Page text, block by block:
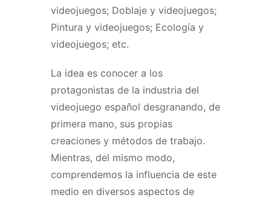
videojuegos; Doblaje y videojuegos;
Pintura y videojuegos; Ecología y
videojuegos; etc.
La idea es conocer a los
protagonistas de la industria del
videojuego español desgranando, de
primera mano, sus propias
creaciones y métodos de trabajo.
Mientras, del mismo modo,
comprendemos la influencia de este
medio en diversos aspectos de